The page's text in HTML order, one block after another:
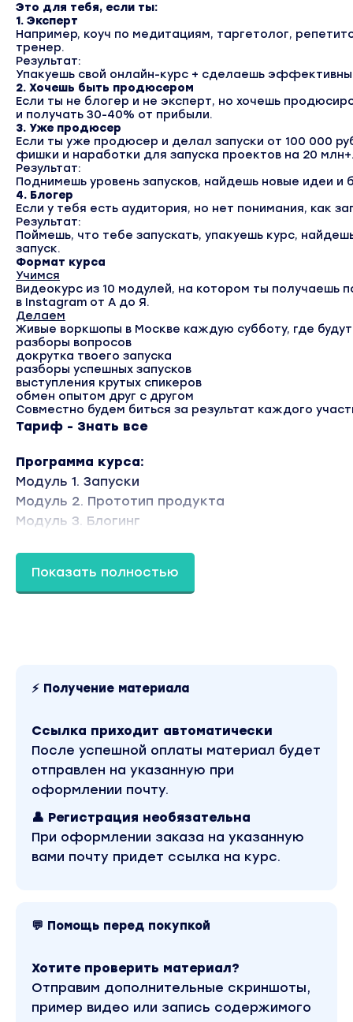
Это для тебя, если ты:
1. Эксперт
Например, коуч по медитациям, таргетолог,
тренер.
Результат:
Упакуешь свой онлайн-курс + сделаешь
2. Хочешь быть продюсером
Если ты не блогер и не эксперт, но хочешь
и получать 30-40% от прибыли.
3. Уже продюсер
Если ты уже продюсер и делал запуски от 100 000
фишки и наработки для запуска проектов на 20
Результат:
Поднимешь уровень запусков, найдешь новые идеи и
4. Блогер
Если у тебя есть аудитория, но нет понимания, как
Результат:
Поймешь, что тебе запускать, упакуешь курс,
запуск.
Формат курса
Учимся
Видеокурс из 10 модулей, на котором ты получаешь
в Instagram от А до Я.
Делаем
Живые воркшопы в Москве каждую субботу, где
разборы вопросов
докрутка твоего запуска
разборы успешных запусков
выступления крутых спикеров
обмен опытом друг с другом
Совместно будем биться за результат каждого
Тариф - Знать все
Программа курса:
Модуль 1. Запуски
Модуль 2. Прототип продукта
Модуль 3. Блогинг
Модуль 5. Прогревы
Модуль 6. Сервисы и команда
Модуль 12. Финал
версия материала в лучшем качестве без
платформы и качества записи можно посмотреть
материал доступен за 890 рублей. Обучающий
Бизнес, менеджмент, продажи». Другие
Показать полностью
⚡ Получение материала
Ссылка приходит автоматически
После успешной оплаты материал будет
отправлен на указанную при
оформлении почту.
👤 Регистрация необязательна
При оформлении заказа на указанную
вами почту придет ссылка на курс.
💬 Помощь перед покупкой
Хотите проверить материал?
Отправим дополнительные скриншоты,
пример видео или запись содержимого